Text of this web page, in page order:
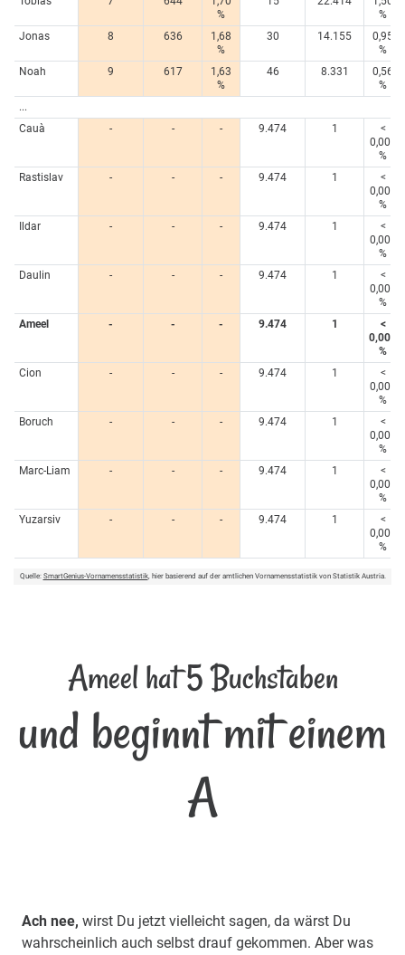
%
%
Jonas
8 636
1,68
%
30 14.155
0,95
%
Noah
9 617
1,63
%
46 8.331
0,56
%
...
Cauà
- - - 9.474 1
<
0,005
%
Rastislav
- - - 9.474 1
<
0,005
%
Ildar
- - - 9.474 1
<
0,005
%
Daulin
- - - 9.474 1
<
0,005
%
Ameel
- - - 9.474 1
<
0,005
%
Cion
- - - 9.474 1
<
0,005
%
Boruch
- - - 9.474 1
<
0,005
%
Marc-Liam
- - - 9.474 1
<
0,005
%
Yuzarsiv
- - - 9.474 1
<
0,005
%
Quelle: SmartGenius-Vornamensstatistik, hier basierend auf der amtlichen Vornamensstatistik von Statistik Austria.
Ameel hat 5 Buchstaben
und beginnt mit einem
A
Ach nee, wirst Du jetzt vielleicht sagen, da wärst Du
wahrscheinlich auch selbst drauf gekommen. Aber was